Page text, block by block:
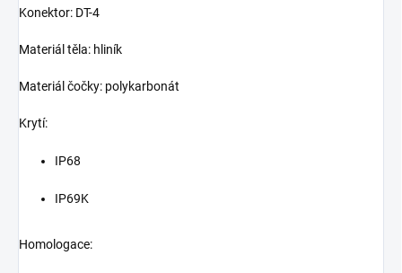
Konektor: DT-4
Materiál těla: hliník
Materiál čočky: polykarbonát
Krytí:
IP68
IP69K
Homologace: